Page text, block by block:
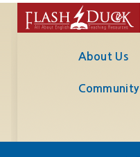
About Us
Community